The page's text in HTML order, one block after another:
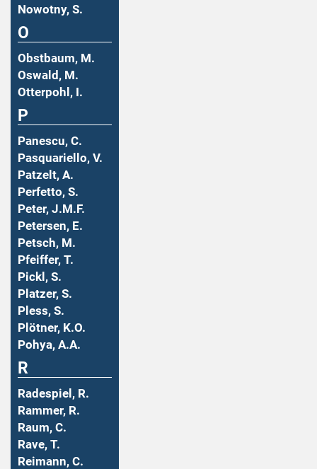
Nowotny, S.
O
Obstbaum, M.
Oswald, M.
Otterpohl, I.
P
Panescu, C.
Pasquariello, V.
Patzelt, A.
Perfetto, S.
Peter, J.M.F.
Petersen, E.
Petsch, M.
Pfeiffer, T.
Pickl, S.
Platzer, S.
Pless, S.
Plötner, K.O.
Pohya, A.A.
R
Radespiel, R.
Rammer, R.
Raum, C.
Rave, T.
Reimann, C.